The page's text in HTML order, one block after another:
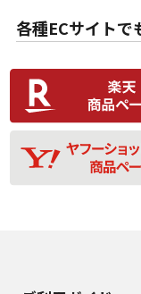
な中
C
比較的きれ
品
D
使用感や目
あり、一般
品
各種ECサイトで